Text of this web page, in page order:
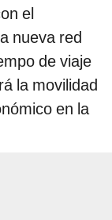
el
nueva red
de viaje
la movilidad
en la